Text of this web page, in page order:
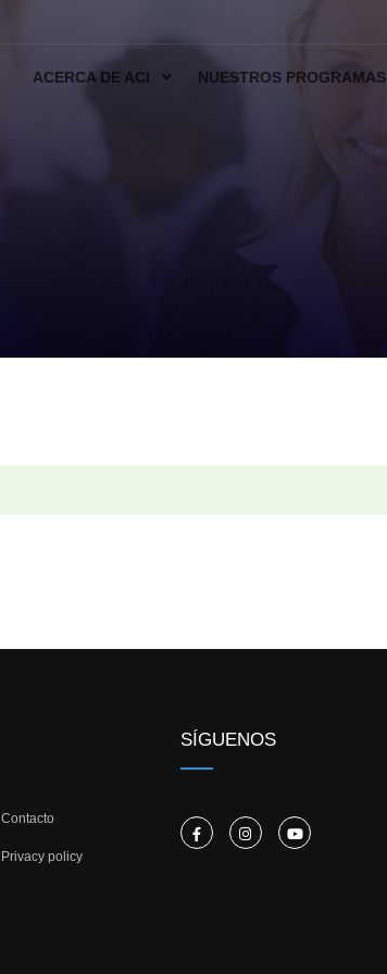
ACERCA DE ACI NUESTROS PROGRAMAS
Contacto
Privacy policy
SÍGUENOS